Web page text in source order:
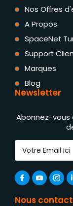
Nos Offres
A Propos
SpaceNet
Support
Marques
Blog
Newsletter
Abonnez-
Nous